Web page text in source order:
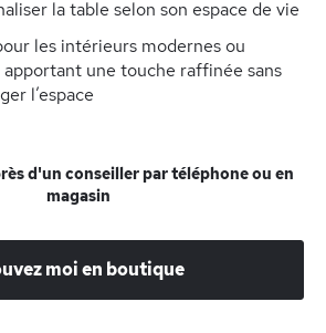
la table selon son espace de vie
les intérieurs modernes ou
apportant une touche raffinée sans
l’espace
d'un conseiller par téléphone ou en
magasin
moi en boutique